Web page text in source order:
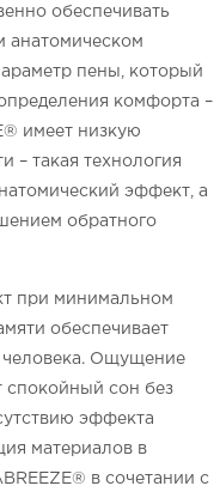
обеспечивать
пены, который
комфорта –
имеет низкую
– такая технология
эффект, а
обратного
при минимальном
обеспечивает
человека. Ощущение
спокойный сон без
эффекта
материалов в
в сочетании с